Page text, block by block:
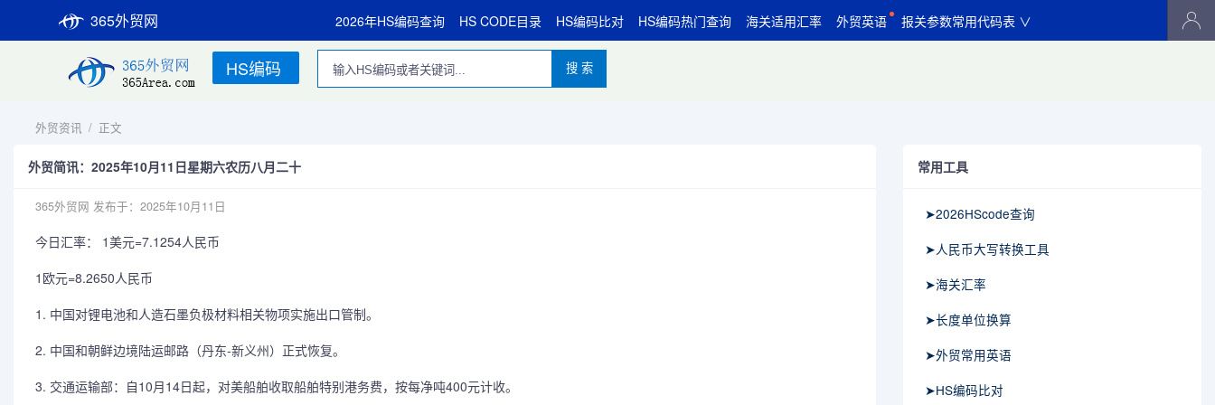
365外贸网 2026年HS编码查询 HS CODE目录 HS编码比对 HS编码热门查询 海关适用汇率 外贸英语 报关参数常用代码表 ∨
HS编码 搜 索
外贸资讯 / 正文
外贸简讯：2025年10月11日星期六农历八月二十
365外贸网 发布于：2025年10月11日
今日汇率： 1美元=7.1254人民币
1欧元=8.2650人民币
1. 中国对锂电池和人造石墨负极材料相关物项实施出口管制。
2. 中国和朝鲜边境陆运邮路（丹东-新义州）正式恢复。
3. 交通运输部：自10月14日起，对美船舶收取船舶特别港务费，按每净吨400元计收。
常用工具
➤2026HScode查询
➤人民币大写转换工具
➤海关汇率
➤长度单位换算
➤外贸常用英语
➤HS编码比对